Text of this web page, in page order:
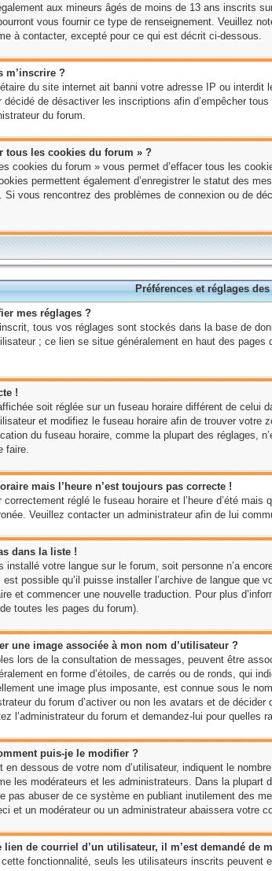
aux mineurs âgés de moins de 13 ans inscrits
vous fournir ce type de renseignement. Veuillez
à contacter, excepté pour ce qui est décrit ci-dessous.
m’inscrire ?
du site internet ait banni votre adresse IP ou
de désactiver les inscriptions afin d’empêcher
du forum.
tous les cookies du forum » ?
cookies du forum » vous permet d’effacer tous les
permettent également d’enregistrer le statut des
Si vous rencontrez des problèmes de connexion ou de
Préférences et réglages
mes réglages ?
tous vos réglages sont stockés dans la base de
; ce lien se situe généralement en haut des
!
soit réglée sur un fuseau horaire différent de
et modifiez le fuseau horaire afin de trouver
du fuseau horaire, comme la plupart des réglages,
faire.
mais l’heure n’est toujours pas correcte !
réglé le fuseau horaire et l’heure d’été mais
Veuillez contacter un administrateur afin de lui
dans la liste !
installé votre langue sur le forum, soit personne n’a
possible qu’il puisse installer l’archive de langue que
et commencer une nouvelle traduction. Pour plus
toutes les pages du forum).
une image associée à mon nom d’utilisateur ?
lors de la consultation de messages, peuvent être
en forme d’étoiles, de carrés ou de ronds, qui
une image plus imposante, est connue sous le
du forum d’activer ou non les avatars et de
l’administrateur du forum et demandez-lui pour quelles
puis-je le modifier ?
en dessous de votre nom d’utilisateur, indiquent le
les modérateurs et les administrateurs. Dans la
pas abuser de ce système en publiant inutilement des
et un modérateur ou un administrateur abaissera votre
de courriel d’un utilisateur, il m’est demandé de
fonctionnalité, seuls les utilisateurs inscrits peuvent